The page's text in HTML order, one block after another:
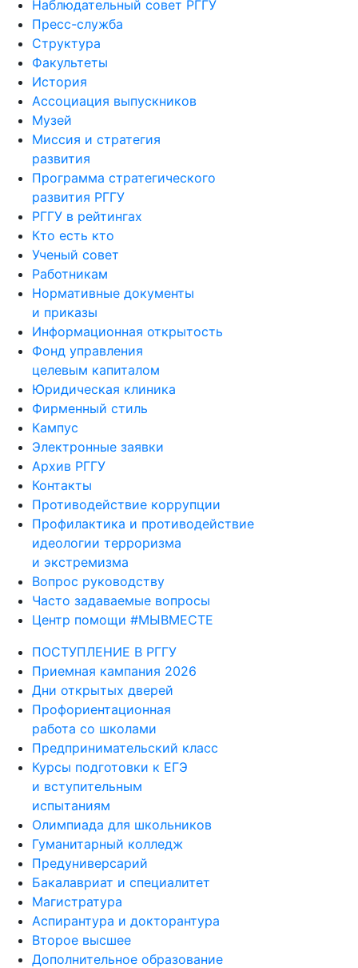
Наблюдательный совет РГГУ
Пресс-служба
Структура
Факультеты
История
Ассоциация выпускников
Музей
Миссия и стратегия
развития
Программа стратегического
развития РГГУ
РГГУ в рейтингах
Кто есть кто
Ученый совет
Работникам
Нормативные документы
и приказы
Информационная открытость
Фонд управления
целевым капиталом
Юридическая клиника
Фирменный стиль
Кампус
Электронные заявки
Архив РГГУ
Контакты
Противодействие коррупции
Профилактика и противодействие
идеологии терроризма
и экстремизма
Вопрос руководству
Часто задаваемые вопросы
Центр помощи #МЫВМЕСТЕ
ПОСТУПЛЕНИЕ В РГГУ
Приемная кампания 2026
Дни открытых дверей
Профориентационная
работа со школами
Предпринимательский класс
Курсы подготовки к ЕГЭ
и вступительным
испытаниям
Олимпиада для школьников
Гуманитарный колледж
Предуниверсарий
Бакалавриат и специалитет
Магистратура
Аспирантура и докторантура
Второе высшее
Дополнительное образование